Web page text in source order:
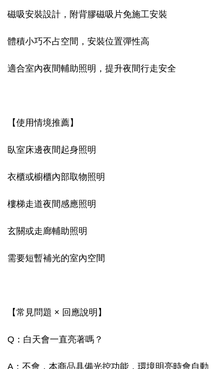
磁吸安裝設計，附背膠磁吸片免施工安裝
體積小巧不占空間，安裝位置彈性高
適合室內夜間輔助照明，提升夜間行走安全
【使用情境推薦】
臥室床邊夜間起身照明
衣櫃或櫥櫃內部取物照明
樓梯走道夜間感應照明
玄關或走廊輔助照明
需要短暫補光的室內空間
【常見問題 × 回應說明】
Q：白天會一直亮著嗎？
A：不會，本商品具備光控功能，環境明亮時會自動